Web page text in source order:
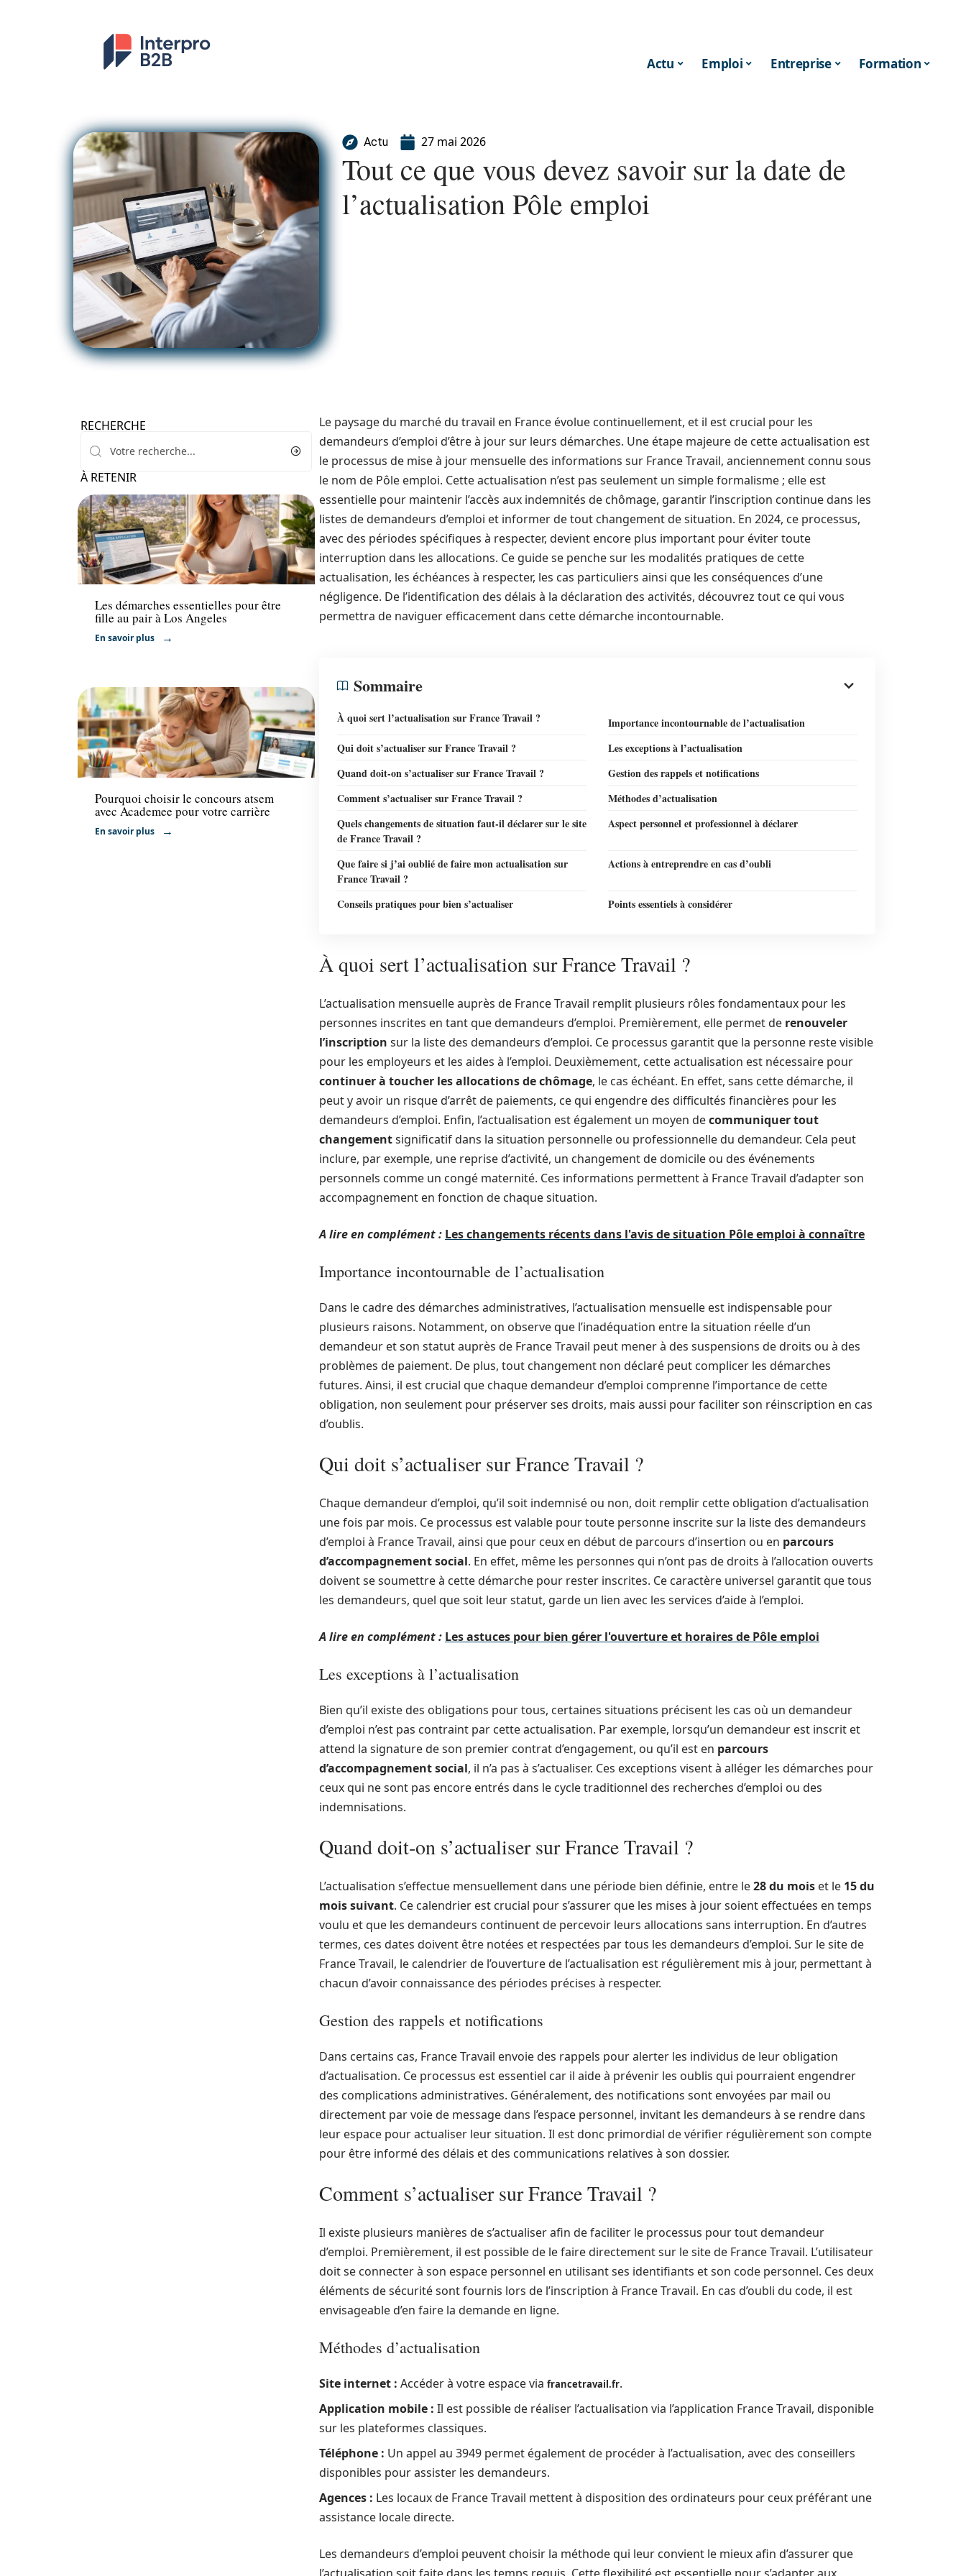
Actu Emploi Entreprise Formation
Actu 27 mai 2026
Tout ce que vous devez savoir sur la date de
l’actualisation Pôle emploi
RECHERCHE
À RETENIR
Emploi
Les démarches essentielles pour être
fille au pair à Los Angeles
En savoir plus
Actu
Pourquoi choisir le concours atsem
avec Academee pour votre carrière
En savoir plus
Le paysage du marché du travail en France évolue continuellement, et il est crucial pour les
demandeurs d’emploi d’être à jour sur leurs démarches. Une étape majeure de cette actualisation est
le processus de mise à jour mensuelle des informations sur France Travail, anciennement connu sous
le nom de Pôle emploi. Cette actualisation n’est pas seulement un simple formalisme ; elle est
essentielle pour maintenir l’accès aux indemnités de chômage, garantir l’inscription continue dans les
listes de demandeurs d’emploi et informer de tout changement de situation. En 2024, ce processus,
avec des périodes spécifiques à respecter, devient encore plus important pour éviter toute
interruption dans les allocations. Ce guide se penche sur les modalités pratiques de cette
actualisation, les échéances à respecter, les cas particuliers ainsi que les conséquences d’une
négligence. De l’identification des délais à la déclaration des activités, découvrez tout ce qui vous
permettra de naviguer efficacement dans cette démarche incontournable.
Sommaire
À quoi sert l’actualisation sur France Travail ?
Importance incontournable de l’actualisation
Qui doit s’actualiser sur France Travail ?
Les exceptions à l’actualisation
Quand doit-on s’actualiser sur France Travail ?
Gestion des rappels et notifications
Comment s’actualiser sur France Travail ?
Méthodes d’actualisation
Quels changements de situation faut-il déclarer sur le site
de France Travail ?
Aspect personnel et professionnel à déclarer
Que faire si j’ai oublié de faire mon actualisation sur
France Travail ?
Actions à entreprendre en cas d’oubli
Conseils pratiques pour bien s’actualiser Points essentiels à considérer
À quoi sert l’actualisation sur France Travail ?
L’actualisation mensuelle auprès de France Travail remplit plusieurs rôles fondamentaux pour les
personnes inscrites en tant que demandeurs d’emploi. Premièrement, elle permet de renouveler
l’inscription sur la liste des demandeurs d’emploi. Ce processus garantit que la personne reste visible
pour les employeurs et les aides à l’emploi. Deuxièmement, cette actualisation est nécessaire pour
continuer à toucher les allocations de chômage, le cas échéant. En effet, sans cette démarche, il
peut y avoir un risque d’arrêt de paiements, ce qui engendre des difficultés financières pour les
demandeurs d’emploi. Enfin, l’actualisation est également un moyen decommuniquer tout
changementsignificatif dans la situation personnelle ou professionnelle du demandeur. Cela peut
inclure, par exemple, une reprise d’activité, un changement de domicile ou des événements
personnels comme un congé maternité. Ces informations permettent à France Travail d’adapter son
accompagnement en fonction de chaque situation.
A lire en complément : Les changements récents dans l'avis de situation Pôle emploi à connaître
Importance incontournable de l’actualisation
Dans le cadre des démarches administratives, l’actualisation mensuelle est indispensable pour
plusieurs raisons. Notamment, on observe que l’inadéquation entre la situation réelle d’un
demandeur et son statut auprès de France Travail peut mener à des suspensions de droits ou à des
problèmes de paiement. De plus, tout changement non déclaré peut complicer les démarches
futures. Ainsi, il est crucial que chaque demandeur d’emploi comprenne l’importance de cette
obligation, non seulement pour préserver ses droits, mais aussi pour faciliter son réinscription en cas
d’oublis.
Qui doit s’actualiser sur France Travail ?
Chaque demandeur d’emploi, qu’il soit indemnisé ou non, doit remplir cette obligation d’actualisation
une fois par mois. Ce processus est valable pour toute personne inscrite sur la liste des demandeurs
d’emploi à France Travail, ainsi que pour ceux en début de parcours d’insertion ou en parcours
d’accompagnement social. En effet, même les personnes qui n’ont pas de droits à l’allocation ouverts
doivent se soumettre à cette démarche pour rester inscrites. Ce caractère universel garantit que tous
les demandeurs, quel que soit leur statut, garde un lien avec les services d’aide à l’emploi.
A lire en complément : Les astuces pour bien gérer l'ouverture et horaires de Pôle emploi
Les exceptions à l’actualisation
Bien qu’il existe des obligations pour tous, certaines situations précisent les cas où un demandeur
d’emploi n’est pas contraint par cette actualisation. Par exemple, lorsqu’un demandeur est inscrit et
attend la signature de son premier contrat d’engagement, ou qu’il est en parcours
d’accompagnement social, il n’a pas à s’actualiser. Ces exceptions visent à alléger les démarches pour
ceux qui ne sont pas encore entrés dans le cycle traditionnel des recherches d’emploi ou des
indemnisations.
Quand doit-on s’actualiser sur France Travail ?
L’actualisation s’effectue mensuellement dans une période bien définie, entre le28 du mois et le 15 du
mois suivant. Ce calendrier est crucial pour s’assurer que les mises à jour soient effectuées en temps
voulu et que les demandeurs continuent de percevoir leurs allocations sans interruption. En d’autres
termes, ces dates doivent être notées et respectées par tous les demandeurs d’emploi. Sur le site de
France Travail, le calendrier de l’ouverture de l’actualisation est régulièrement mis à jour, permettant à
chacun d’avoir connaissance des périodes précises à respecter.
Gestion des rappels et notifications
Dans certains cas, France Travail envoie des rappels pour alerter les individus de leur obligation
d’actualisation. Ce processus est essentiel car il aide à prévenir les oublis qui pourraient engendrer
des complications administratives. Généralement, des notifications sont envoyées par mail ou
directement par voie de message dans l’espace personnel, invitant les demandeurs à se rendre dans
leur espace pour actualiser leur situation. Il est donc primordial de vérifier régulièrement son compte
pour être informé des délais et des communications relatives à son dossier.
Comment s’actualiser sur France Travail ?
Il existe plusieurs manières de s’actualiser afin de faciliter le processus pour tout demandeur
d’emploi. Premièrement, il est possible de le faire directement sur le site de France Travail. L’utilisateur
doit se connecter à son espace personnel en utilisant ses identifiants et son code personnel. Ces deux
éléments de sécurité sont fournis lors de l’inscription à France Travail. En cas d’oubli du code, il est
envisageable d’en faire la demande en ligne.
Méthodes d’actualisation
Site internet : Accéder à votre espace via francetravail.fr.
Application mobile : Il est possible de réaliser l’actualisation via l’application France Travail, disponible
sur les plateformes classiques.
Téléphone : Un appel au 3949 permet également de procéder à l’actualisation, avec des conseillers
disponibles pour assister les demandeurs.
Agences : Les locaux de France Travail mettent à disposition des ordinateurs pour ceux préférant une
assistance locale directe.
Les demandeurs d’emploi peuvent choisir la méthode qui leur convient le mieux afin d’assurer que